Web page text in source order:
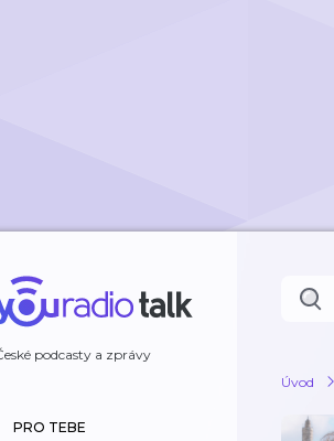
podcasty a zprávy
PRO TEBE
Úvod